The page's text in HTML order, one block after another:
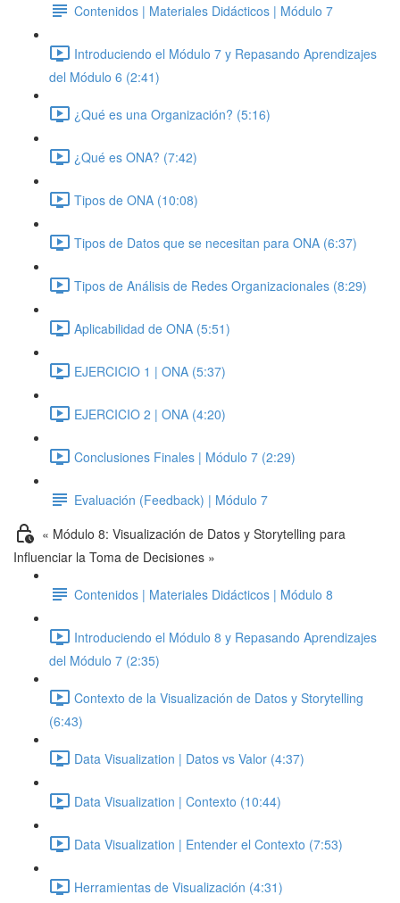
Contenidos | Materiales Didácticos | Módulo 7
Introduciendo el Módulo 7 y Repasando Aprendizajes
del Módulo 6 (2:41)
¿Qué es una Organización? (5:16)
¿Qué es ONA? (7:42)
Tipos de ONA (10:08)
Tipos de Datos que se necesitan para ONA (6:37)
Tipos de Análisis de Redes Organizacionales (8:29)
Aplicabilidad de ONA (5:51)
EJERCICIO 1 | ONA (5:37)
EJERCICIO 2 | ONA (4:20)
Conclusiones Finales | Módulo 7 (2:29)
Evaluación (Feedback) | Módulo 7
« Módulo 8: Visualización de Datos y Storytelling para
Influenciar la Toma de Decisiones »
Contenidos | Materiales Didácticos | Módulo 8
Introduciendo el Módulo 8 y Repasando Aprendizajes
del Módulo 7 (2:35)
Contexto de la Visualización de Datos y Storytelling
(6:43)
Data Visualization | Datos vs Valor (4:37)
Data Visualization | Contexto (10:44)
Data Visualization | Entender el Contexto (7:53)
Herramientas de Visualización (4:31)